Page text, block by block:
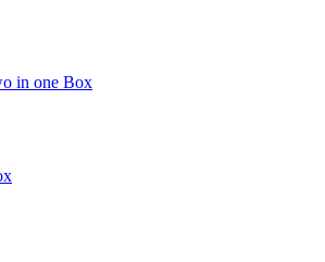
in one Box